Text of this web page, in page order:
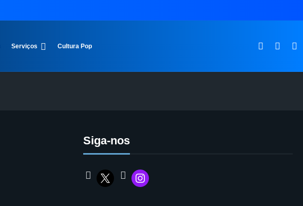
Serviços Cultura Pop
Siga-nos